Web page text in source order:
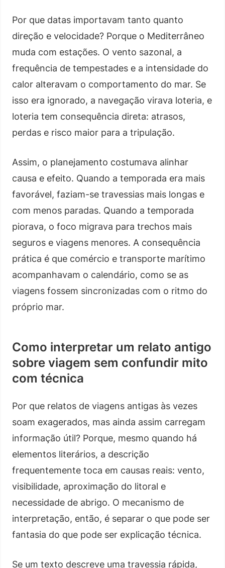
Por que datas importavam tanto quanto
direção e velocidade? Porque o Mediterrâneo
muda com estações. O vento sazonal, a
frequência de tempestades e a intensidade do
calor alteravam o comportamento do mar. Se
isso era ignorado, a navegação virava loteria, e
loteria tem consequência direta: atrasos,
perdas e risco maior para a tripulação.
Assim, o planejamento costumava alinhar
causa e efeito. Quando a temporada era mais
favorável, faziam-se travessias mais longas e
com menos paradas. Quando a temporada
piorava, o foco migrava para trechos mais
seguros e viagens menores. A consequência
prática é que comércio e transporte marítimo
acompanhavam o calendário, como se as
viagens fossem sincronizadas com o ritmo do
próprio mar.
Como interpretar um relato antigo
sobre viagem sem confundir mito
com técnica
Por que relatos de viagens antigas às vezes
soam exagerados, mas ainda assim carregam
informação útil? Porque, mesmo quando há
elementos literários, a descrição
frequentemente toca em causas reais: vento,
visibilidade, aproximação do litoral e
necessidade de abrigo. O mecanismo de
interpretação, então, é separar o que pode ser
fantasia do que pode ser explicação técnica.
Se um texto descreve uma travessia rápida,